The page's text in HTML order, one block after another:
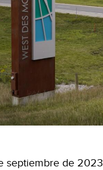
septiembre de 2023